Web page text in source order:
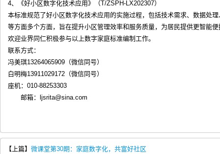
4、《好小区数字化技术应用》（T/ZSPH-LX202307）
本标准规范了好小区数字化技术应用的实施过程，包括技术需求、数据处
等方面多个方面，旨在提升小区管理效率和服务质量，为居民提供更智能
欢迎业界同仁积极参与以上数字家庭标准编制工作。
联系方式：
冯美琪13264065909（微信同号）
白明梅13911029172（微信同号）
座机：010-88253303
邮箱：ljsrita@sina.com
【上篇】 微课堂第30期：家庭数字化，共富好社区